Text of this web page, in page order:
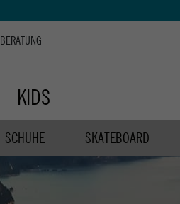
BERATUNG
KIDS
SCHUHE SKATEBOARD